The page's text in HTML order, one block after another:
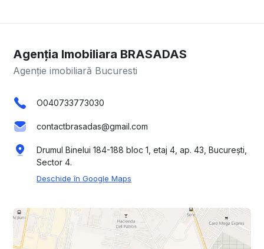
Agenția Imobiliara BRASADAS
Agenție imobiliară Bucuresti
O040733773030
contactbrasadas@gmail.com
Drumul Binelui 184-188 bloc 1, etaj 4, ap. 43, București,
Sector 4.
Deschide în Google Maps